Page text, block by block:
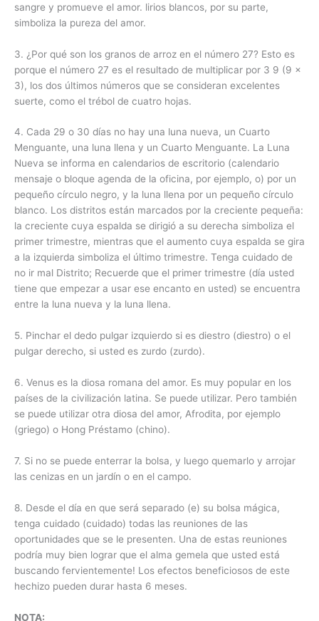
sangre y promueve el amor. lirios blancos, por su parte,
simboliza la pureza del amor.
3. ¿Por qué son los granos de arroz en el número 27? Esto es
porque el número 27 es el resultado de multiplicar por 3 9 (9 x
3), los dos últimos números que se consideran excelentes
suerte, como el trébol de cuatro hojas.
4. Cada 29 o 30 días no hay una luna nueva, un Cuarto
Menguante, una luna llena y un Cuarto Menguante. La Luna
Nueva se informa en calendarios de escritorio (calendario
mensaje o bloque agenda de la oficina, por ejemplo, o) por un
pequeño círculo negro, y la luna llena por un pequeño círculo
blanco. Los distritos están marcados por la creciente pequeña:
la creciente cuya espalda se dirigió a su derecha simboliza el
primer trimestre, mientras que el aumento cuya espalda se gira
a la izquierda simboliza el último trimestre. Tenga cuidado de
no ir mal Distrito; Recuerde que el primer trimestre (día usted
tiene que empezar a usar ese encanto en usted) se encuentra
entre la luna nueva y la luna llena.
5. Pinchar el dedo pulgar izquierdo si es diestro (diestro) o el
pulgar derecho, si usted es zurdo (zurdo).
6. Venus es la diosa romana del amor. Es muy popular en los
países de la civilización latina. Se puede utilizar. Pero también
se puede utilizar otra diosa del amor, Afrodita, por ejemplo
(griego) o Hong Préstamo (chino).
7. Si no se puede enterrar la bolsa, y luego quemarlo y arrojar
las cenizas en un jardín o en el campo.
8. Desde el día en que será separado (e) su bolsa mágica,
tenga cuidado (cuidado) todas las reuniones de las
oportunidades que se le presenten. Una de estas reuniones
podría muy bien lograr que el alma gemela que usted está
buscando fervientemente! Los efectos beneficiosos de este
hechizo pueden durar hasta 6 meses.
NOTA: